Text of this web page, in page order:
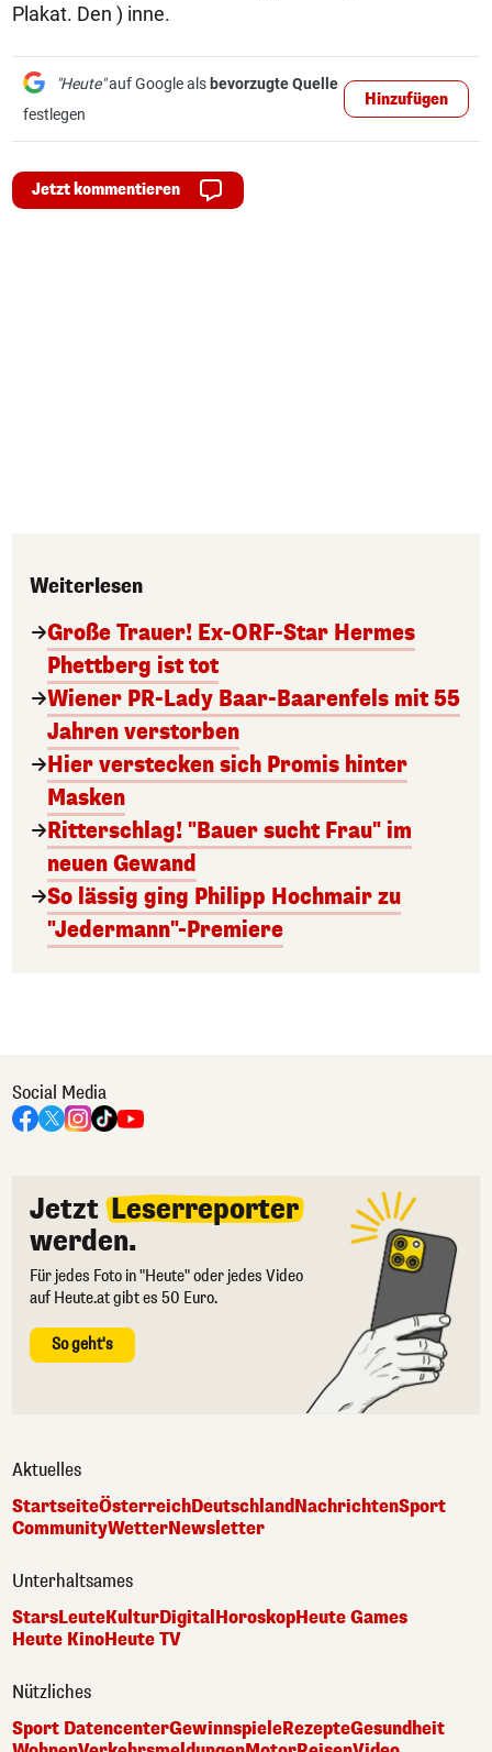
Plakat. Den ) inne.
"Heute"auf Google als bevorzugte Quelle
festlegen
Hinzufügen
Jetzt kommentieren
Weiterlesen
Große Trauer! Ex-ORF-Star Hermes
Phettberg ist tot
Wiener PR-Lady Baar-Baarenfels mit 55
Jahren verstorben
Hier verstecken sich Promis hinter
Masken
Ritterschlag! "Bauer sucht Frau" im
neuen Gewand
So lässig ging Philipp Hochmair zu
"Jedermann"-Premiere
Social Media
Jetzt Leserreporter
werden.
Für jedes Foto in "Heute" oder jedes Video
auf Heute.at gibt es 50 Euro.
So geht's
Aktuelles
StartseiteÖsterreichDeutschlandNachrichtenSport
CommunityWetterNewsletter
Unterhaltsames
StarsLeuteKulturDigital HoroskopHeute Games
Heute KinoHeute TV
Nützliches
Sport DatencenterGewinnspieleRezepteGesundheit